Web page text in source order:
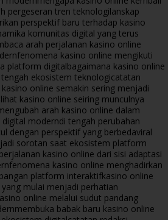
pergeseran tren teknologilanskap
perspektif baru terhadap kasino
komunitas digital yang terus
arah perjalanan kasino online
fenomena kasino online mengikuti
platform digitalbagaimana kasino online
ekosistem teknologicatatan
online semakin sering menjadi
kasino online seiring munculnya
arah kasino online dalam
digital moderndi tengah perubahan
dengan perspektif yang berbedaviral
sorotan saat ekosistem platform
kasino online dari sisi adaptasi
fenomena kasino online menghadirkan
platform interaktifkasino online
mulai menjadi perhatian
online melalui sudut pandang
membuka babak baru kasino online